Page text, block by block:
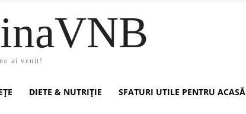
ai venit!
DIETE & NUTRIȚIE SFATURI UTILE PENTRU ACASĂ